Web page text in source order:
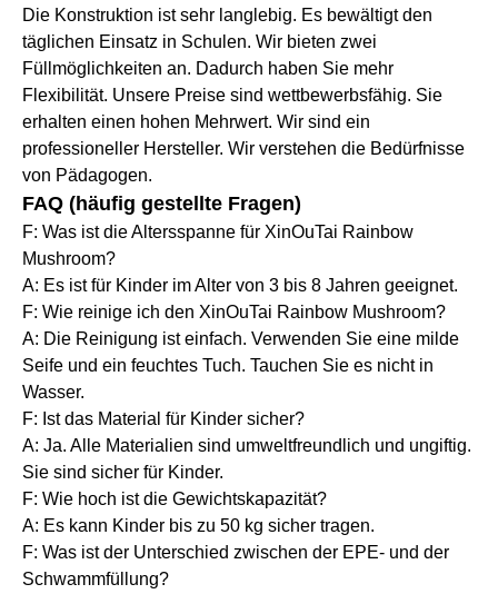
Die Konstruktion ist sehr langlebig. Es bewältigt den
täglichen Einsatz in Schulen. Wir bieten zwei
Füllmöglichkeiten an. Dadurch haben Sie mehr
Flexibilität. Unsere Preise sind wettbewerbsfähig. Sie
erhalten einen hohen Mehrwert. Wir sind ein
professioneller Hersteller. Wir verstehen die Bedürfnisse
von Pädagogen.
FAQ (häufig gestellte Fragen)
F: Was ist die Altersspanne für XinOuTai Rainbow
Mushroom?
A: Es ist für Kinder im Alter von 3 bis 8 Jahren geeignet.
F: Wie reinige ich den XinOuTai Rainbow Mushroom?
A: Die Reinigung ist einfach. Verwenden Sie eine milde
Seife und ein feuchtes Tuch. Tauchen Sie es nicht in
Wasser.
F: Ist das Material für Kinder sicher?
A: Ja. Alle Materialien sind umweltfreundlich und ungiftig.
Sie sind sicher für Kinder.
F: Wie hoch ist die Gewichtskapazität?
A: Es kann Kinder bis zu 50 kg sicher tragen.
F: Was ist der Unterschied zwischen der EPE- und der
Schwammfüllung?